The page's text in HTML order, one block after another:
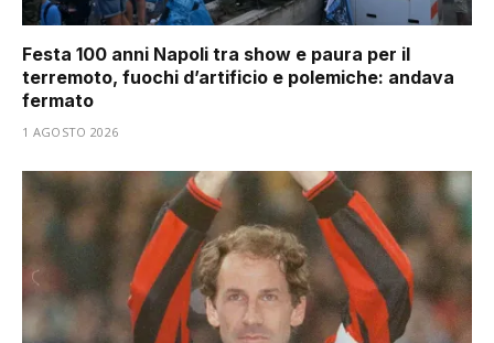
Festa 100 anni Napoli tra show e paura per il
terremoto, fuochi d’artificio e polemiche: andava
fermato
1 AGOSTO 2026